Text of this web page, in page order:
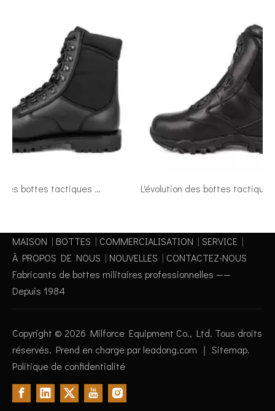
Comment les bottes tactiques militaires peuvent améliorer vos aventures en plein air
MAISON | BOTTES | COMMERCIALISATION | SERVICE |
À PROPOS DE NOUS | NOUVELLES | CONTACTEZ-NOUS
Fabricants de bottes militaires professionnelles ——
Depuis 1984
Copyright © 2026 Milforce Equipment Co., Ltd. Tous droits
réservés. Prend en charge parleadong.com ｜ Sitemap.
Politique de confidentialité